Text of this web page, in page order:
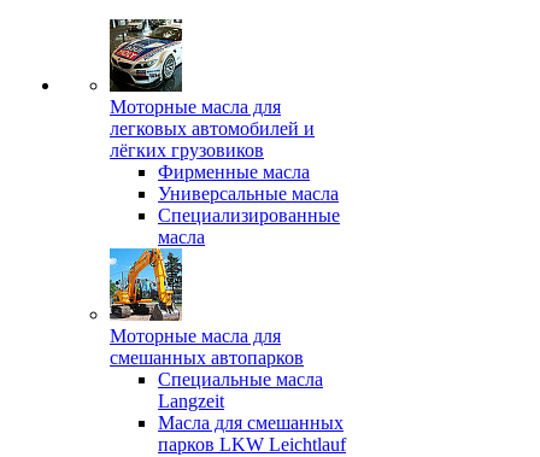
Моторные масла для
легковых автомобилей и
лёгких грузовиков
Фирменные масла
Универсальные масла
Специализированные
масла
Моторные масла для
смешанных автопарков
Специальные масла
Langzeit
Масла для смешанных
парков LKW Leichtlauf